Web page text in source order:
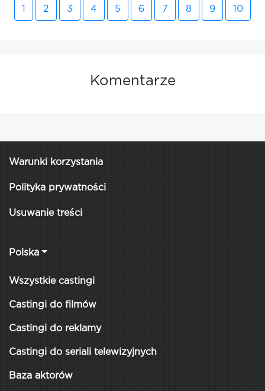
2 3 4 5 6 7 8 9 10
Komentarze
Warunki korzystania
Polityka prywatności
Usuwanie treści
Polska
Wszystkie castingi
Castingi do filmów
Castingi do reklamy
Castingi do seriali telewizyjnych
Baza aktorów